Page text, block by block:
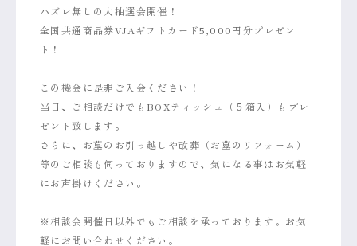
ハズレ無しの大抽選会開催！
全国共通商品券VJAギフトカード5,000円分プレゼン
ト！
この機会に是非ご入会ください！
当日、ご相談だけでもBOXティッシュ（５箱入）もプレ
ゼント致します。
さらに、お墓のお引っ越しや改葬（お墓のリフォーム）
等のご相談も伺っておりますので、気になる事はお気軽
にお声掛けください。
※相談会開催日以外でもご相談を承っております。お気
軽にお問い合わせください。